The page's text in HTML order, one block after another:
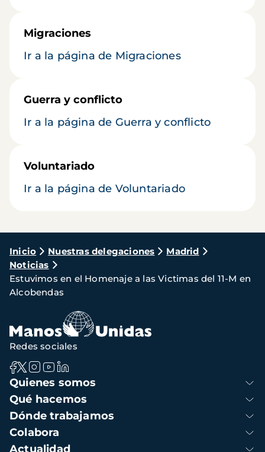
Migraciones
Ir a la página de Migraciones
Guerra y conflicto
Ir a la página de Guerra y conflicto
Voluntariado
Ir a la página de Voluntariado
Ruta
de
navegación
Inicio Nuestras delegaciones
Madrid
Noticias
Estuvimos en el Homenaje a las Victimas del 11-M en
Alcobendas
Navegación
principal
Quienes somos
Qué hacemos
Dónde trabajamos
Colabora
Actualidad
Redes sociales